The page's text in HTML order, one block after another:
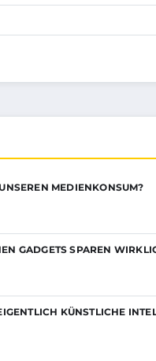
MEDIENKONSUM?
GADGETS SPAREN
KÜNSTLICHE